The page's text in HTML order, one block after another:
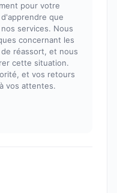
pour votre
que
services. Nous
concernant les
réassort, et nous
cette situation.
et vos retours
vos attentes.